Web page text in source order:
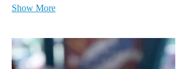
Show More